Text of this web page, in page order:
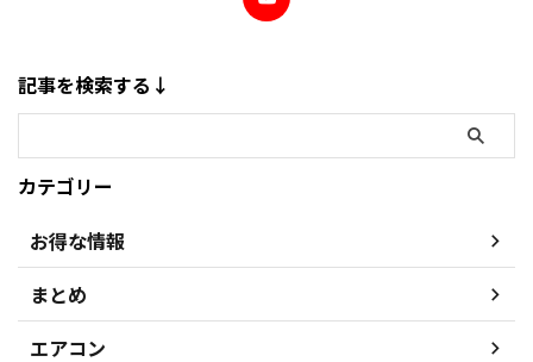
記事を検索する↓
カテゴリー
お得な情報
まとめ
エアコン